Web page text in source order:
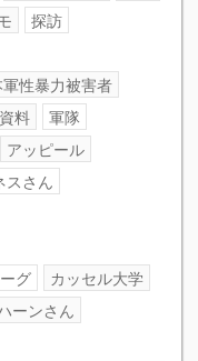
探訪
軍性暴力被害者
資料
軍隊
アッピール
スさん
グ
カッセル大学
ーンさん